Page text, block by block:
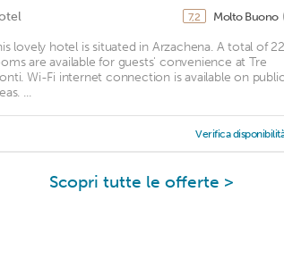
7,2 Molto Buono
lovely hotel is situated in Arzachena. A total of 22
are available for guests' convenience at Tre
Wi-Fi internet connection is available on public
...
Verifica
Scopri tutte le offerte >